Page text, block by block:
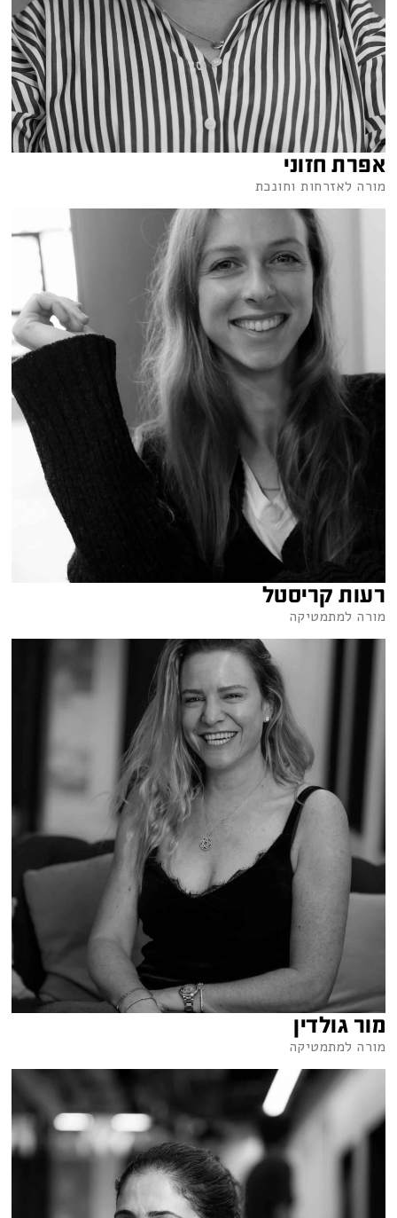
אפרת חזוני
מורה לאזרחות וחונכת
רעות קריסטל
מורה למתמטיקה
מור גולדין
מורה למתמטיקה